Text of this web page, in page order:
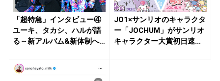
「超特急」インタビュー④
ユーキ、タカシ、ハルが語
る～新アルバム&新体制へ
JO1×サンリオのキャラクタ
ー「JOCHUM」がサンリオ
キャラクター大賞初日速